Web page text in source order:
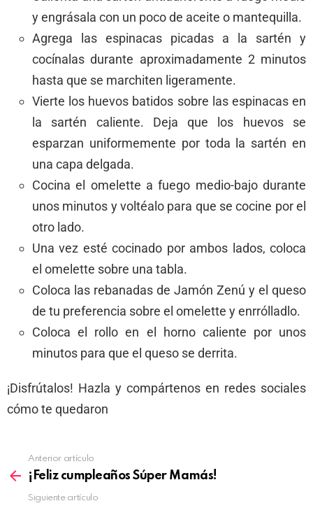
y engrásala con un poco de aceite o mantequilla.
Agrega las espinacas picadas a la sartén y
cocínalas durante aproximadamente 2 minutos
hasta que se marchiten ligeramente.
Vierte los huevos batidos sobre las espinacas en
la sartén caliente. Deja que los huevos se
esparzan uniformemente por toda la sartén en
una capa delgada.
Cocina el omelette a fuego medio-bajo durante
unos minutos y voltéalo para que se cocine por el
otro lado.
Una vez esté cocinado por ambos lados, coloca
el omelette sobre una tabla.
Coloca las rebanadas de Jamón Zenú y el queso
de tu preferencia sobre el omelette y enrrólladlo.
Coloca el rollo en el horno caliente por unos
minutos para que el queso se derrita.
¡Disfrútalos! Hazla y compártenos en redes sociales
cómo te quedaron
Anterior artículo
¡Feliz cumpleaños Súper Mamás!
Siguiente artículo